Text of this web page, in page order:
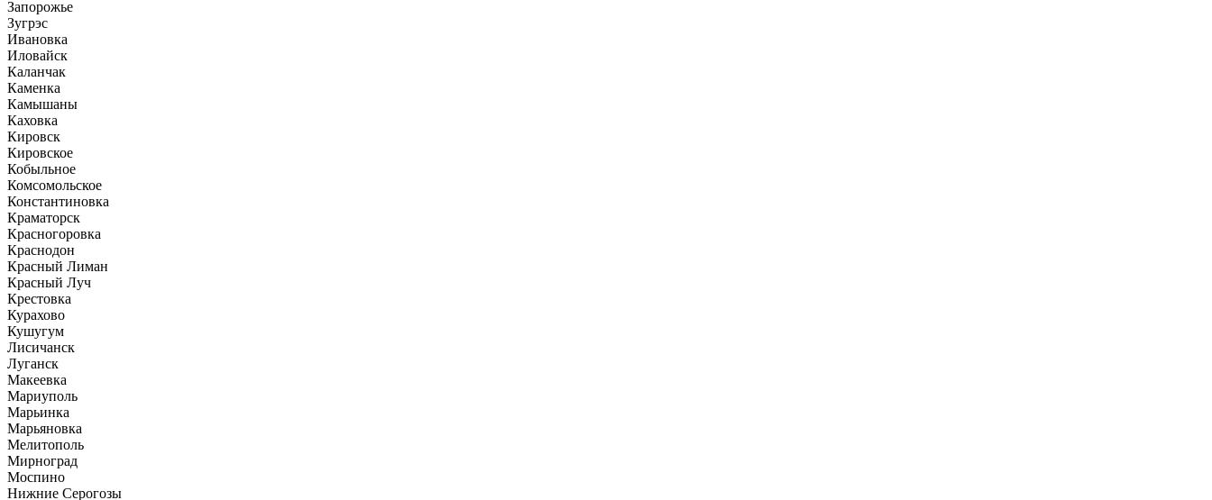
Запорожье
Зугрэс
Ивановка
Иловайск
Каланчак
Каменка
Камышаны
Каховка
Кировск
Кировское
Кобыльное
Комсомольское
Константиновка
Краматорск
Красногоровка
Краснодон
Красный Лиман
Красный Луч
Крестовка
Курахово
Кушугум
Лисичанск
Луганск
Макеевка
Мариуполь
Марьинка
Марьяновка
Мелитополь
Мирноград
Моспино
Нижние Серогозы